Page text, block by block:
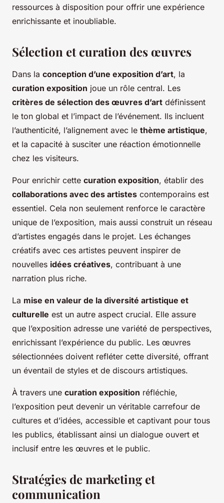
ressources à disposition pour offrir une expérience
enrichissante et inoubliable.
Sélection et curation des œuvres
Dans la conception d’une exposition d’art, la
curation exposition joue un rôle central. Les
critères de sélection des œuvres d’art définissent
le ton global et l’impact de l’événement. Ils incluent
l’authenticité, l’alignement avec le thème artistique,
et la capacité à susciter une réaction émotionnelle
chez les visiteurs.
Pour enrichir cette curation exposition, établir des
collaborations avec des artistes contemporains est
essentiel. Cela non seulement renforce le caractère
unique de l’exposition, mais aussi construit un réseau
d’artistes engagés dans le projet. Les échanges
créatifs avec ces artistes peuvent inspirer de
nouvelles idées créatives, contribuant à une
narration plus riche.
La mise en valeur de la diversité artistique et
culturelle est un autre aspect crucial. Elle assure
que l’exposition adresse une variété de perspectives,
enrichissant l’expérience du public. Les œuvres
sélectionnées doivent refléter cette diversité, offrant
un éventail de styles et de discours artistiques.
À travers une curation exposition réfléchie,
l’exposition peut devenir un véritable carrefour de
cultures et d’idées, accessible et captivant pour tous
les publics, établissant ainsi un dialogue ouvert et
inclusif entre les œuvres et le public.
Stratégies de marketing et
communication